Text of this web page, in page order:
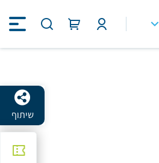
חיפוש
שיתוף